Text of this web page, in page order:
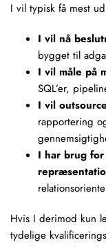
I vil typisk få mest
I vil nå
bygget til
I vil måle på
SQL’er,
I vil
rapportering
I har brug
Hvis I derimod kun
tydelige